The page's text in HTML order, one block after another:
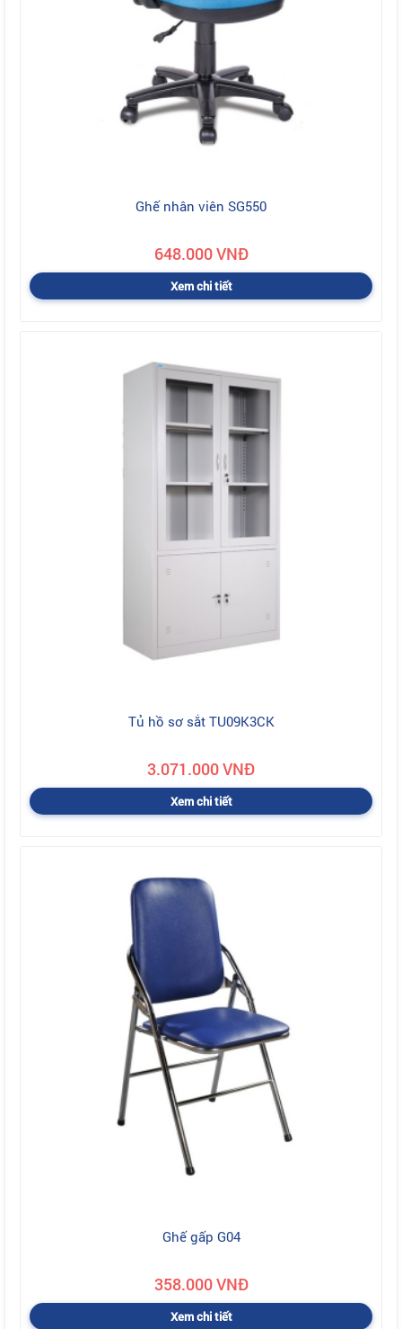
Ghế nhân viên SG550
648.000 VNĐ
Xem chi tiết
Tủ hồ sơ sắt TU09K3CK
3.071.000 VNĐ
Xem chi tiết
Ghế gấp G04
358.000 VNĐ
Xem chi tiết